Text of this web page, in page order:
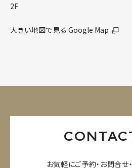
2F
大きい地図で見る Google Map
お気軽にご予約・お問合せ